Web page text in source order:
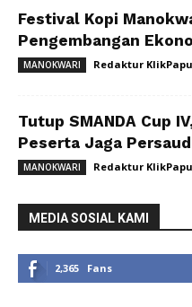
Festival Kopi
Pengembangan
MANOKWARI Redaktur
Tutup SMANDA Cup
Peserta Jaga
MANOKWARI Redaktur
MEDIA SOSIAL KAMI
2,365 Fans